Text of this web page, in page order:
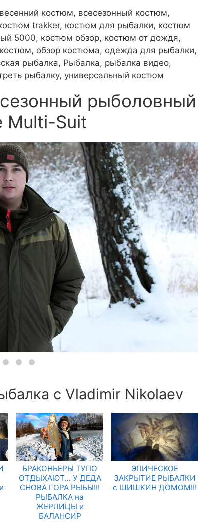
костюм, всесезонный костюм,
trakker, костюм для рыбалки, костюм
5000, костюм обзор, костюм от дождя,
обзор костюма, одежда для рыбалки,
рыбалка, Рыбалка, рыбалка видео,
рыбалку, универсальный костюм
рыболовный
Multi-Suit
с Vladimir Nikolaev
БРАКОНЬЕРЫ ТУПО
ОТДЫХАЮТ… У ДЕДА
СНОВА ГОРА РЫБЫ!!!
РЫБАЛКА на
ЖЕРЛИЦЫ и
БАЛАНСИР
ЭПИЧЕСКОЕ
ЗАКРЫТИЕ РЫБАЛКИ
с ШИШКИН ДОМОМ!!!